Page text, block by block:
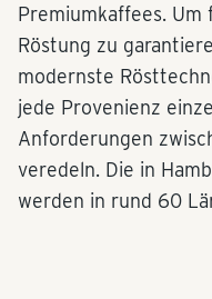
Premiumkaffees.
Röstung zu
modernste
jede Provenienz
Anforderungen
veredeln. Die in
werden in rund 60